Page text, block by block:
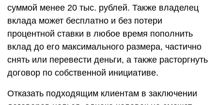
суммой менее 20 тыс. рублей. Также владелец
вклада может бесплатно и без потери
процентной ставки в любое время пополнить
вклад до его максимального размера, частично
снять или перевести деньги, а также расторгнуть
договор по собственной инициативе.
Отказать подходящим клиентам в заключении